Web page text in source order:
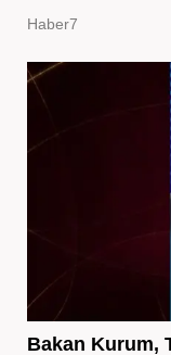
Haber7
Bakan Kurum,